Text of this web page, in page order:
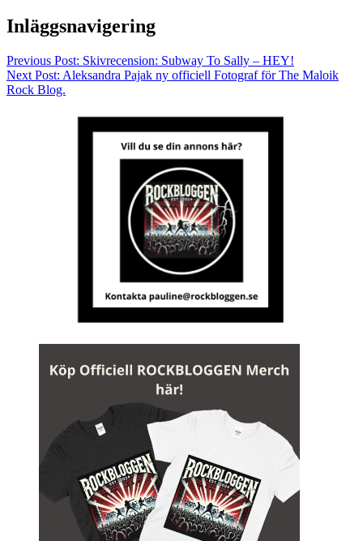
Inläggsnavigering
Previous Post: Skivrecension: Subway To Sally – HEY!
Next Post: Aleksandra Pajak ny officiell Fotograf för The Maloik
Rock Blog.